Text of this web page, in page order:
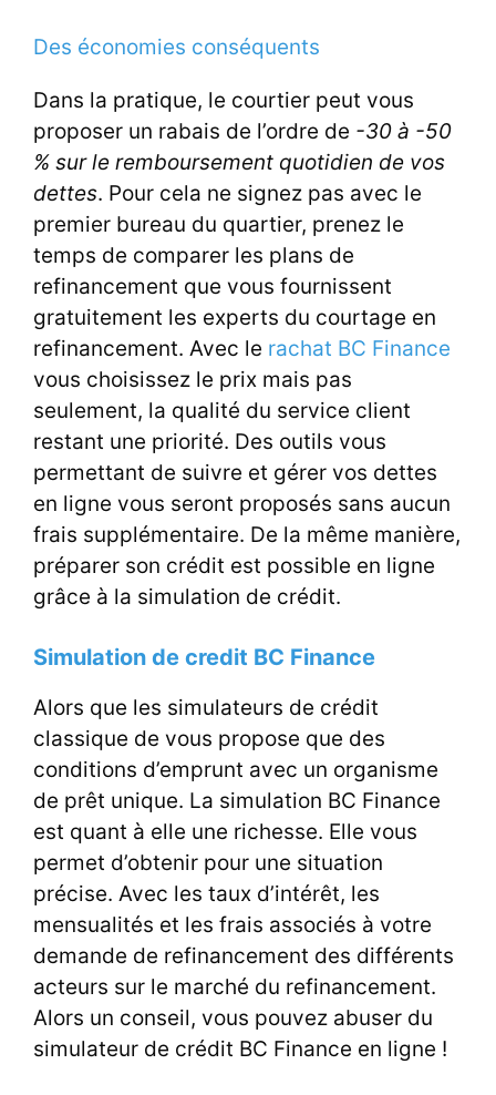
Des économies conséquents
Dans la pratique, le courtier peut vous
proposer un rabais de l’ordre de -30 à -50
% sur le remboursement quotidien de vos
dettes. Pour cela ne signez pas avec le
premier bureau du quartier, prenez le
temps de comparer les plans de
refinancement que vous fournissent
gratuitement les experts du courtage en
refinancement. Avec le rachat BC Finance
vous choisissez le prix mais pas
seulement, la qualité du service client
restant une priorité. Des outils vous
permettant de suivre et gérer vos dettes
en ligne vous seront proposés sans aucun
frais supplémentaire. De la même manière,
préparer son crédit est possible en ligne
grâce à la simulation de crédit.
Simulation de credit BC Finance
Alors que les simulateurs de crédit
classique de vous propose que des
conditions d’emprunt avec un organisme
de prêt unique. La simulation BC Finance
est quant à elle une richesse. Elle vous
permet d’obtenir pour une situation
précise. Avec les taux d’intérêt, les
mensualités et les frais associés à votre
demande de refinancement des différents
acteurs sur le marché du refinancement.
Alors un conseil, vous pouvez abuser du
simulateur de crédit BC Finance en ligne !